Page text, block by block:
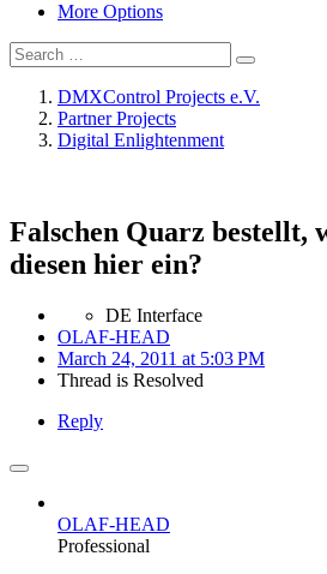
More Options
DMXControl Projects e.V.
Partner Projects
Digital Enlightenment
Falschen Quarz bestellt,
diesen hier ein?
DE Interface
OLAF-HEAD
March 24, 2011 at 5:03 PM
Thread is Resolved
Reply
OLAF-HEAD
Professional